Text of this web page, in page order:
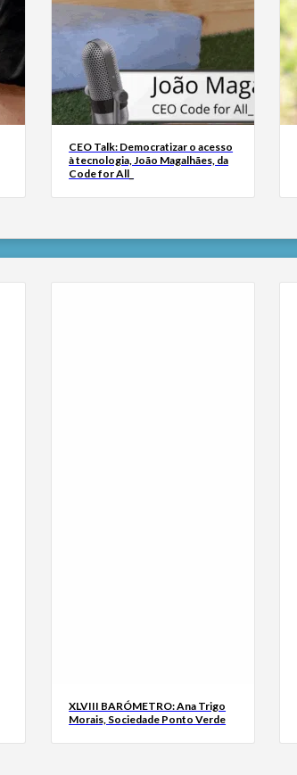
CEO Talk: Democratizar o acesso
à tecnologia, João Magalhães, da
Code for All_
XLVIII BARÓMETRO: Ana Trigo
Morais, Sociedade Ponto Verde